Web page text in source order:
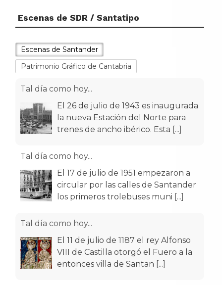
Escenas de SDR / Santatipo
Escenas de Santander
Patrimonio Gráfico de Cantabria
Tal día como hoy...
El 26 de julio de 1943 es inaugurada
la nueva Estación del Norte para
trenes de ancho ibérico. Esta [...]
Tal día como hoy...
El 17 de julio de 1951 empezaron a
circular por las calles de Santander
los primeros trolebuses muni [...]
Tal día como hoy...
El 11 de julio de 1187 el rey Alfonso
VIII de Castilla otorgó el Fuero a la
entonces villa de Santan [...]